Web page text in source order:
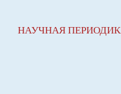
НАУЧНАЯ